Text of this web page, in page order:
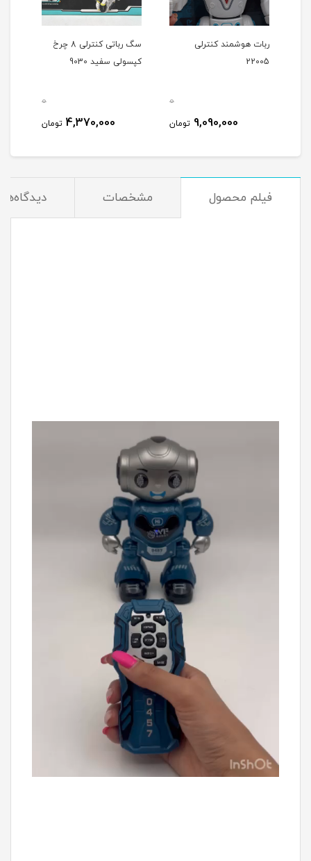
ربات هوشمند کنترلی
22005
0
9,090,000 تومان
سگ رباتی کنترلی 8 چرخ
کپسولی سفید 9030
0
4,370,000 تومان
فیلم محصول مشخصات دیدگاه‌ها